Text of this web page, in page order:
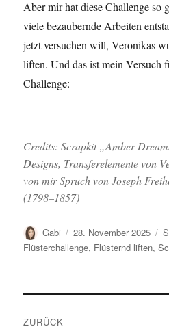
Aber mir hat diese Challenge so
viele bezaubernde Arbeiten
jetzt versuchen will, Veronikas
liften. Und das ist mein Versuch
Challenge:
Credits: Scrapkit „Amber
Designs, Transferelemente von
von mir Spruch von Joseph
(1798–1857)
Autor
Gabi
Veröffentlicht
am
28. November 2025
Flüsterchallenge, Flüsternd liften,
ZURÜCK